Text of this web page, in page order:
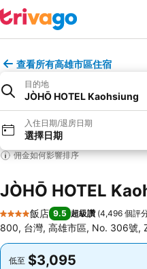
查看所有高雄市區住宿
目的地
JÒHŌ HOTEL Kaohsiung
入住日期/退房日期
選擇日期
佣金如何影響排序
JÒHŌ HOTEL
4 星級
飯店 9.5 超級讚 (4,496 個評
800, 台灣, 高雄市區, No. 306號,
低至 $3,095
低至 $3,095